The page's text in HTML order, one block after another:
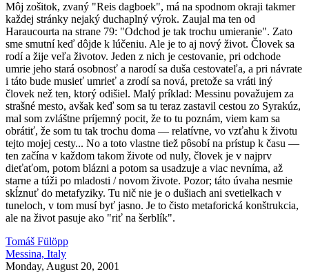
Môj zošitok, zvaný "Reis dagboek", má na spodnom okraji takmer
každej stránky nejaký duchaplný výrok. Zaujal ma ten od
Haraucourta na strane 79: "Odchod je tak trochu umieranie". Zato
sme smutní keď dôjde k lúčeniu. Ale je to aj nový život. Človek sa
rodí a žije veľa životov. Jeden z nich je cestovanie, pri odchode
umrie jeho stará osobnosť a narodí sa duša cestovateľa, a pri návrate
i táto bude musieť umrieť a zrodí sa nová, pretože sa vráti iný
človek než ten, ktorý odišiel. Malý príklad: Messinu považujem za
strašné mesto, avšak keď som sa tu teraz zastavil cestou zo Syrakúz,
mal som zvláštne príjemný pocit, že to tu poznám, viem kam sa
obrátiť, že som tu tak trochu doma — relatívne, vo vzťahu k životu
tejto mojej cesty... No a toto vlastne tiež pôsobí na prístup k času —
ten začína v každom takom živote od nuly, človek je v najprv
dieťaťom, potom blázni a potom sa usadzuje a viac nevníma, až
starne a túži po mladosti / novom živote. Pozor; táto úvaha nesmie
skĺznuť do metafyziky. Tu nič nie je o dušiach ani svetielkach v
tuneloch, v tom musí byť jasno. Je to čisto metaforická konštrukcia,
ale na život pasuje ako "riť na šerblík".
Tomáš Fülöpp
Messina, Italy
Monday, August 20, 2001